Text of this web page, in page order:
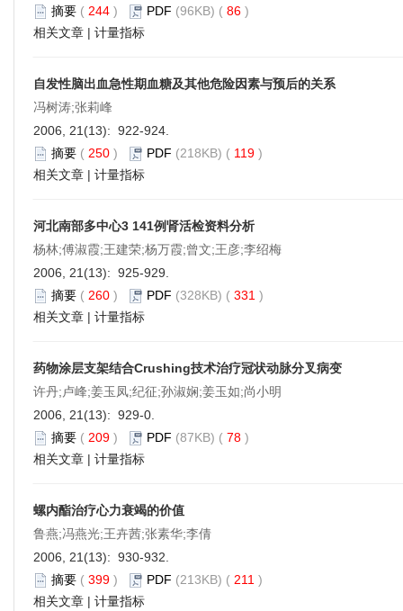
摘要 ( 244 ) PDF (96KB) ( 86 )
相关文章 | 计量指标
自发性脑出血急性期血糖及其他危险因素与预后的关系
冯树涛;张莉峰
2006, 21(13): 922-924.
摘要 ( 250 ) PDF (218KB) ( 119 )
相关文章 | 计量指标
河北南部多中心3 141例肾活检资料分析
杨林;傅淑霞;王建荣;杨万霞;曾文;王彦;李绍梅
2006, 21(13): 925-929.
摘要 ( 260 ) PDF (328KB) ( 331 )
相关文章 | 计量指标
药物涂层支架结合Crushing技术治疗冠状动脉分叉病变
许丹;卢峰;姜玉凤;纪征;孙淑娴;姜玉如;尚小明
2006, 21(13): 929-0.
摘要 ( 209 ) PDF (87KB) ( 78 )
相关文章 | 计量指标
螺内酯治疗心力衰竭的价值
鲁燕;冯燕光;王卉茜;张素华;李倩
2006, 21(13): 930-932.
摘要 ( 399 ) PDF (213KB) ( 211 )
相关文章 | 计量指标